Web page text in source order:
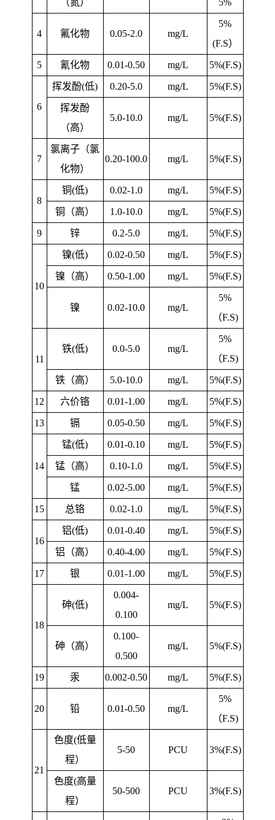
（氮）
5%
4 氟化物 0.05-2.0 mg/L
5%
(F.S）
5 氰化物 0.01-0.50 mg/L 5%(F.S)
6
挥发酚(低) 0.20-5.0 mg/L 5%(F.S)
挥发酚
（高）
5.0-10.0 mg/L 5%(F.S)
7
氯离子（氯
化物）
0.20-100.0 mg/L 5%(F.S)
8
铜(低) 0.02-1.0 mg/L 5%(F.S)
铜（高） 1.0-10.0 mg/L 5%(F.S)
9 锌 0.2-5.0 mg/L 5%(F.S)
10
镍(低) 0.02-0.50 mg/L 5%(F.S)
镍（高） 0.50-1.00 mg/L 5%(F.S)
镍 0.02-10.0 mg/L
5%
（F.S)
11
铁(低) 0.0-5.0 mg/L
5%
（F.S)
铁（高） 5.0-10.0 mg/L 5%(F.S)
12 六价铬 0.01-1.00 mg/L 5%(F.S)
13 镉 0.05-0.50 mg/L 5%(F.S)
14
锰(低) 0.01-0.10 mg/L 5%(F.S)
锰（高） 0.10-1.0 mg/L 5%(F.S)
锰 0.02-5.00 mg/L 5%(F.S)
15 总铬 0.02-1.0 mg/L 5%(F.S)
16
铝(低) 0.01-0.40 mg/L 5%(F.S)
铝（高） 0.40-4.00 mg/L 5%(F.S)
17 银 0.01-1.00 mg/L 5%(F.S)
18
砷(低)
0.004-
0.100
mg/L 5%(F.S)
砷（高）
0.100-
0.500
mg/L 5%(F.S)
19 汞 0.002-0.50 mg/L 5%(F.S)
20 铅 0.01-0.50 mg/L
5%
（F.S)
21
色度(低量
程）
5-50 PCU 3%(F.S)
色度(高量
程）
50-500 PCU 3%(F.S)